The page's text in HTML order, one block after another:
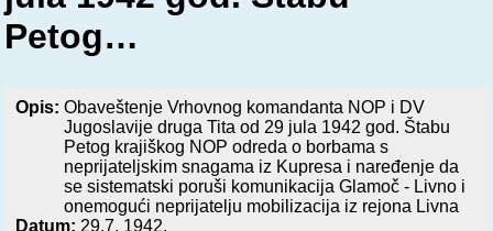
Petog…
Opis:Obaveštenje Vrhovnog komandanta NOP i DV
Jugoslavije druga Tita od 29 jula 1942 god. Štabu
Petog krajiškog NOP odreda o borbama s
neprijateljskim snagama iz Kupresa i naređenje da
se sistematski poruši komunikacija Glamoč - Livno i
onemogući neprijatelju mobilizacija iz rejona Livna
Datum: 29.7. 1942.